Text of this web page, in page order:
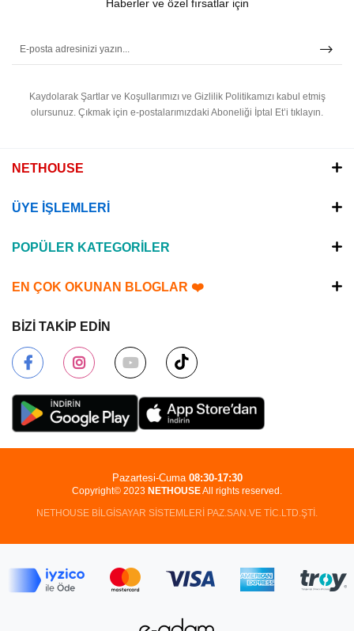
Haberler ve özel fırsatlar için
Kaydolarak Şartlar ve Koşullarımızı ve Gizlilik Politikamızı kabul etmiş
olursunuz. Çıkmak için e-postalarımızdaki Aboneliği İptal Et’i tıklayın.
NETHOUSE
ÜYE İŞLEMLERİ
POPÜLER KATEGORİLER
EN ÇOK OKUNAN BLOGLAR ❤️
BİZİ TAKİP EDİN
Copyright© 2023 NETHOUSEAll rights reserved.
NETHOUSE BİLGİSAYAR SİSTEMLERİ PAZ.SAN.VE TİC.LTD.ŞTİ.
Pazartesi-Cuma 08:30-17:30